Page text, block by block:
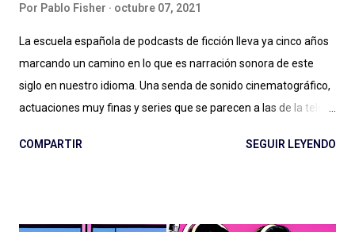
Por Pablo Fisher octubre 07, 2021
La escuela española de podcasts de ficción lleva ya cinco años
marcando un camino en lo que es narración sonora de este
siglo en nuestro idioma. Una senda de sonido cinematográfico,
actuaciones muy finas y series que se parecen a las de la tele
Apagón en adelante. Ese nivel presupuestario, esa dedicación
COMPARTIR SEGUIR LEYENDO